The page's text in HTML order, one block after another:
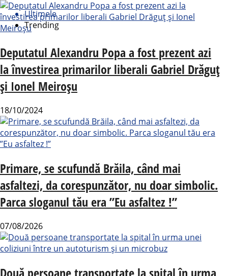
Ultimele
Trending
Deputatul Alexandru Popa a fost prezent azi
la învestirea primarilor liberali Gabriel Drăguț
și Ionel Meiroșu
18/10/2024
Primare, se scufundă Brăila, când mai
asfaltezi, da corespunzător, nu doar simbolic.
Parca sloganul tău era ”Eu asfaltez !”
07/08/2026
Două persoane transportate la spital în urma